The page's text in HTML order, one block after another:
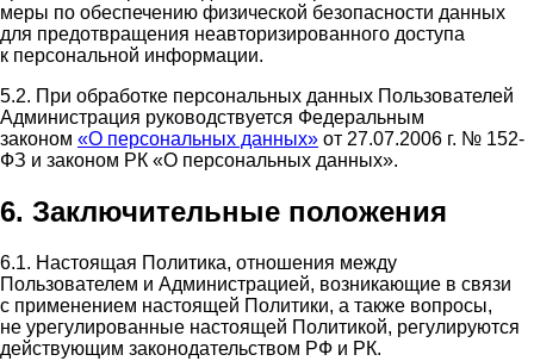
меры по обеспечению физической безопасности данных
для предотвращения неавторизированного доступа
к персональной информации.
5.2. При обработке персональных данных Пользователей
Администрация руководствуется Федеральным
законом «О персональных данных» от 27.07.2006 г. № 152-
ФЗ и законом РК «О персональных данных».
6. Заключительные положения
6.1. Настоящая Политика, отношения между
Пользователем и Администрацией, возникающие в связи
с применением настоящей Политики, а также вопросы,
не урегулированные настоящей Политикой, регулируются
действующим законодательством РФ и РК.